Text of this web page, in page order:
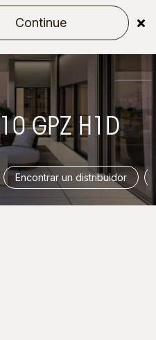
Continue
GPZ H1D
Encontrar un distribuidor